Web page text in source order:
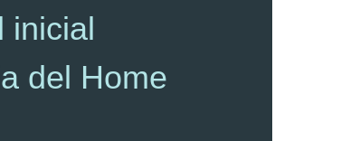
inicial
del Home